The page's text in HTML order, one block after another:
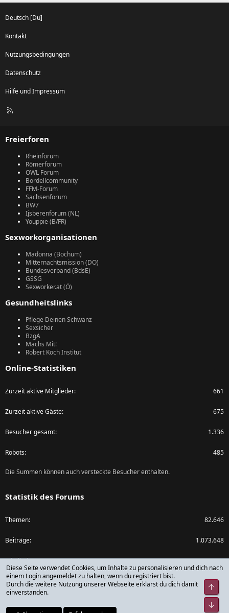
Deutsch [Du]
Kontakt
Nutzungsbedingungen
Datenschutz
Hilfe und Impressum
R
Freierforen
Rheinforum
Römerforum
OWL Forum
Bordellcommunity
FFM-Forum
Sachsenforum
BW7
Ijsberenforum (NL)
Youppie (B/FR)
Sexworkorganisationen
Madonna (Bochum)
Mitternachtsmission (DO)
Bundesverband (BdsE)
GSSG
Sexworker.at (Ö)
Gesundheitslinks
Pflege Deinen Schwanz
Sexsicher
BzgA
Machs Mit!
Robert Koch Institut
Online-Statistiken
Zurzeit aktive Mitglieder 661
Zurzeit aktive Gäste 675
Besucher gesamt 1.336
Robots 485
Die Summen können auch versteckte Besucher enthalten.
Statistik des Forums
Themen 82.646
Beiträge 1.073.648
Mitglieder 79.782
Neuestes Mitglied rickdick
Diese Seite verwendet Cookies, um Inhalte zu personalisieren und dich nach
einem Login angemeldet zu halten, wenn du registriert bist.
Durch die weitere Nutzung unserer Webseite erklärst du dich damit
einverstanden.